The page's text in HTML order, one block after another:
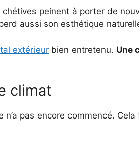
peinent à porter de
aussi son esthétique
extérieur bien entretenu. Une
climat
pas encore commencé. Cela